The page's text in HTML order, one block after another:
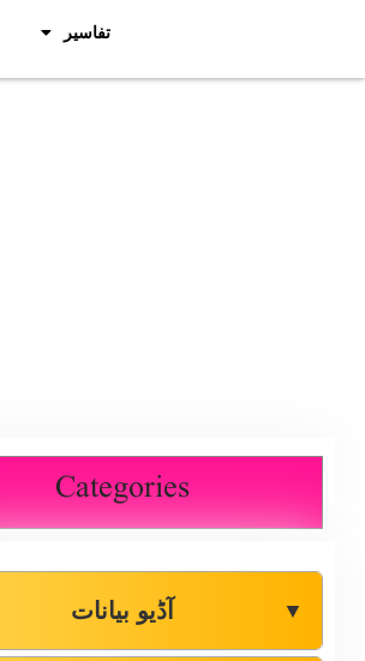
تفاسیر
Categories
آڈیو بیانات ▼